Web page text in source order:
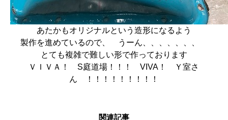
あたかもオリジナルという造形になるよう
製作を進めているので、 うーん、、、、、、、
とても複雑で難しい形で作っております
ＶＩＶＡ！ S庭道場！！！ VIVA！ Ｙ室さ
ん ！！！！！！！！！
関連記事